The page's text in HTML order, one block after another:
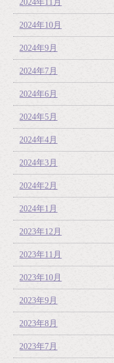
2024年11月
2024年10月
2024年9月
2024年7月
2024年6月
2024年5月
2024年4月
2024年3月
2024年2月
2024年1月
2023年12月
2023年11月
2023年10月
2023年9月
2023年8月
2023年7月